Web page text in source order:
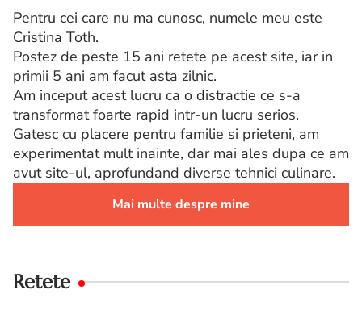
Pentru cei care nu ma cunosc, numele meu este
Cristina Toth.
Postez de peste 15 ani retete pe acest site, iar in
primii 5 ani am facut asta zilnic.
Am inceput acest lucru ca o distractie ce s-a
transformat foarte rapid intr-un lucru serios.
Gatesc cu placere pentru familie si prieteni, am
experimentat mult inainte, dar mai ales dupa ce am
avut site-ul, aprofundand diverse tehnici culinare.
Mai multe despre mine
Retete